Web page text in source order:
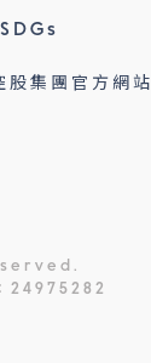
集團官方網站
24975282